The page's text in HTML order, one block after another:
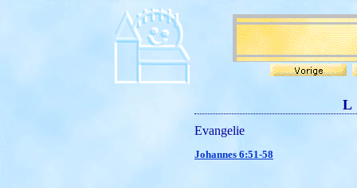
Evangelie
Johannes 6:51-58